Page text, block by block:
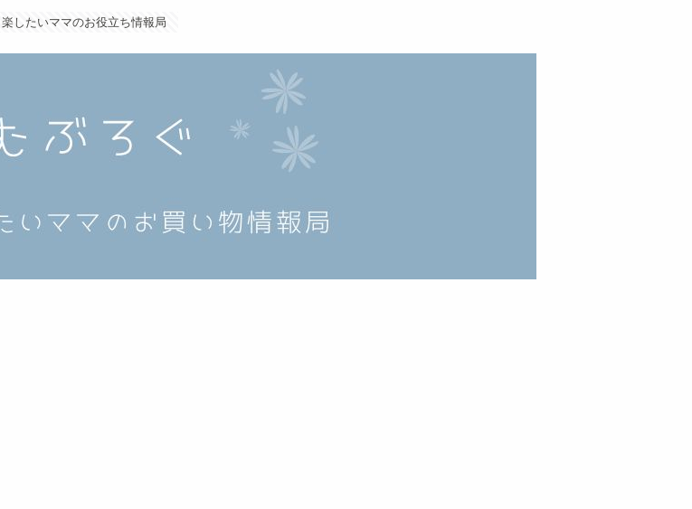
楽したいママのお役立ち情報局